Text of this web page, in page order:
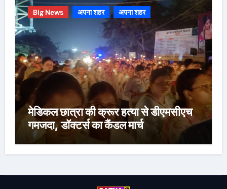
Big News अपना शहर अपना शहर
मेडिकल छात्रा की क्रूर हत्या से डीएमसीएच
गमजदा, डॉक्टर्स का कैंडल मार्च